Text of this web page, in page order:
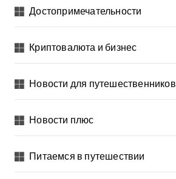
Достопримечательности
Криптовалюта и бизнес
Новости для путешественников
Новости плюс
Питаемся в путешествии